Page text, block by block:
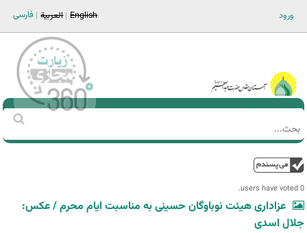
ورود فارسی العربية English
Main men-AR
استمارة
‏
0 users have voted.
عزاداری هیئت نوباوگان حسینی به مناسبت ایام محرم / عکس:
جلال اسدی